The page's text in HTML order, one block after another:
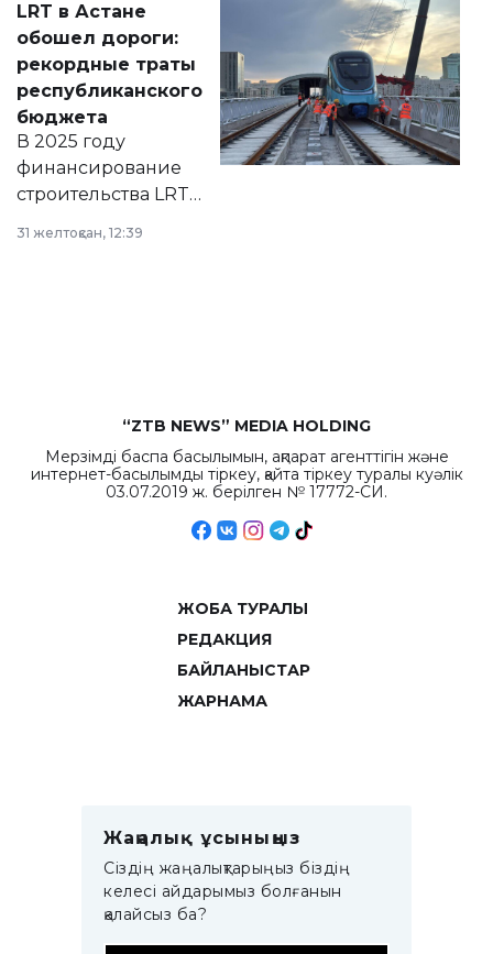
документ
появился в базе
нормативных
правовых актов и
на сайте маслихат
города.
LRT в Астане
обошел дороги:
рекордные траты
республиканского
бюджета
В 2025 году
финансирование
строительства LRT
республиканского
31 желтоқсан, 12:39
“ZTB NEWS” MEDIA HOLDING
Мерзімді баспа басылымын, ақпарат агенттігін және
интернет-басылымды тіркеу, қайта тіркеу туралы куәлік
03.07.2019 ж. берілген № 17772-СИ.
ЖОБА ТУРАЛЫ
РЕДАКЦИЯ
БАЙЛАНЫСТАР
ЖАРНАМА
Жаңалық ұсыныңыз
Сіздің жаңалықтарыңыз біздің
келесі айдарымыз болғанын
қалайсыз ба?